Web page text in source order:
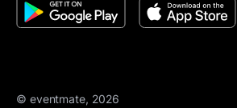
© eventmate, 2026